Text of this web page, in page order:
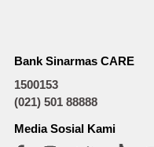
Bank Sinarmas CARE
1500153
(021) 501 88888
Media Sosial Kami